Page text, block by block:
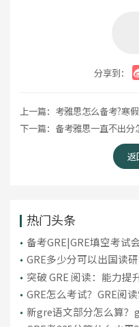
分享到：
上一篇： 考雅思怎么备考?寒
下一篇： 备考雅思一直不出
返
热门头条
备考GRE|GRE填空考试
GRE多少分可以出国读
突破 GRE 阅读：能力提
GRE怎么考试？GRE阅
新gre语文部分怎么算？